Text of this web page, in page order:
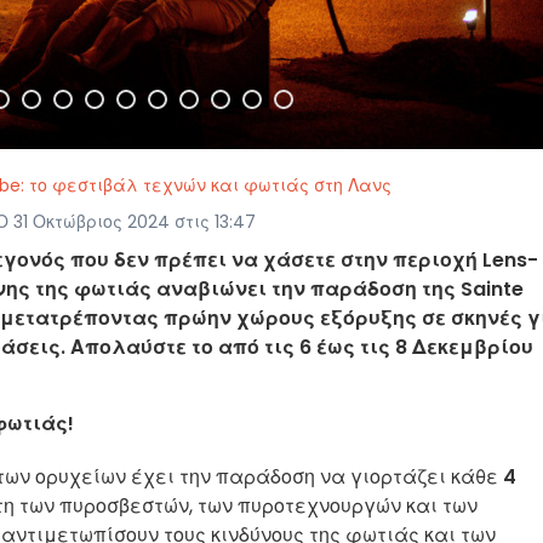
το φεστιβάλ τεχνών και φωτιάς στη Λανς
Οκτώβριος 2024 στις 13:47
που δεν πρέπει να χάσετε στην περιοχή Lens-
της φωτιάς αναβιώνει την παράδοση της Sainte
πρώην χώρους εξόρυξης σε σκηνές
Απολαύστε το από τις 6 έως τις 8 Δεκεμβρίου
ορυχείων έχει την παράδοση να γιορτάζει κάθε 4
των πυροσβεστών, των πυροτεχνουργών και των
τους κινδύνους της φωτιάς και των